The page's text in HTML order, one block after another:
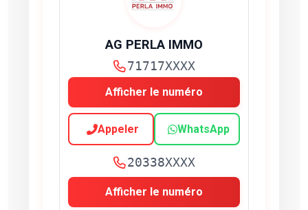
AG PERLA IMMO
71717XXXX
Afficher le numéro
Appeler WhatsApp
20338XXXX
Afficher le numéro